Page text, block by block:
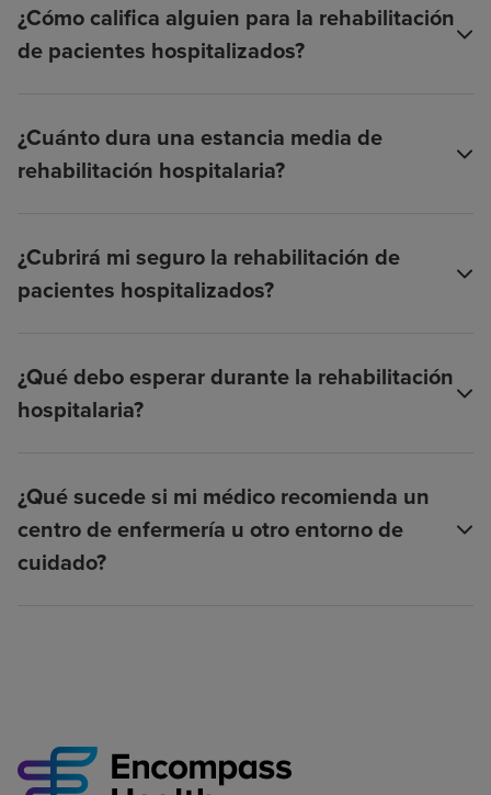
¿Cómo califica alguien para la rehabilitación
de pacientes hospitalizados?
¿Cuánto dura una estancia media de
rehabilitación hospitalaria?
¿Cubrirá mi seguro la rehabilitación de
pacientes hospitalizados?
¿Qué debo esperar durante la rehabilitación
hospitalaria?
¿Qué sucede si mi médico recomienda un
centro de enfermería u otro entorno de
cuidado?